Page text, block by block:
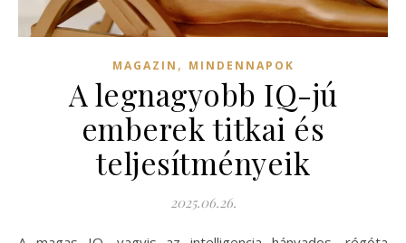
MAGAZIN , MINDENNAPOK
A legnagyobb IQ-jú
emberek titkai és
teljesítményeik
2025.06.26.